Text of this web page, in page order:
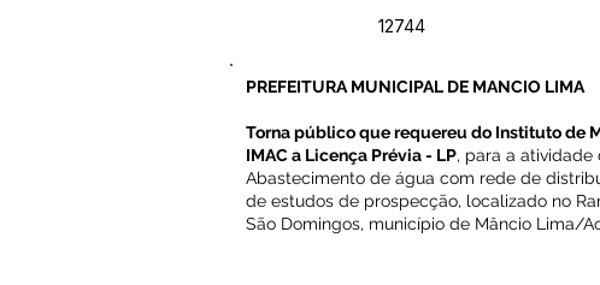
12744
PREFEITURA MUNICIPAL DE MANCIO LIMA
Torna público que requereu do Instituto de
IMAC a Licença Prévia - LP, para a
Abastecimento de água com rede de
de estudos de prospecção, localizado no
São Domingos, município de Mâncio Lima/